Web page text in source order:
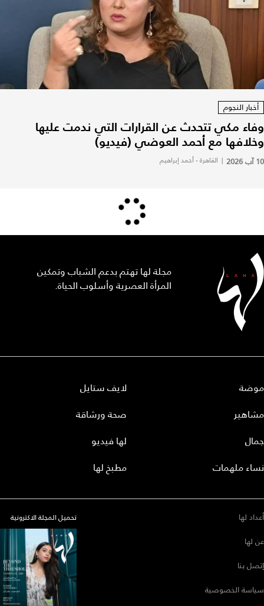
أخبار النجوم
وفاء مكي تتحدث عن القرارات التي ندمت عليها
وخلافها مع أحمد العوضي (فيديو)
10 آب 2026 | القاهرة - أحمد إبراهيم
مجلة لها تهتم بدعم الشباب وتمكين
المرأة العصرية وأسلوب الحياة.
موضة
مشاهير
جمال
نساء ملهمات
لايف ستايل
صحة ورشاقة
لها فيديو
مطبخ لها
أعداد لها
عن لها
إتصل بنا
سياسة الخصوصية
تحميل المجلة الاكترونية